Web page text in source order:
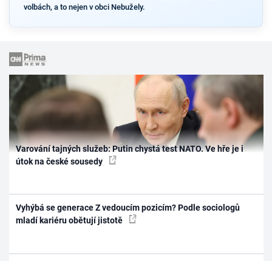
volbách, a to nejen v obci Nebužely.
Varování tajných služeb: Putin chystá test NATO. Ve hře je i
útok na české sousedy
Vyhýbá se generace Z vedoucím pozicím? Podle sociologů
mladí kariéru obětují jistotě